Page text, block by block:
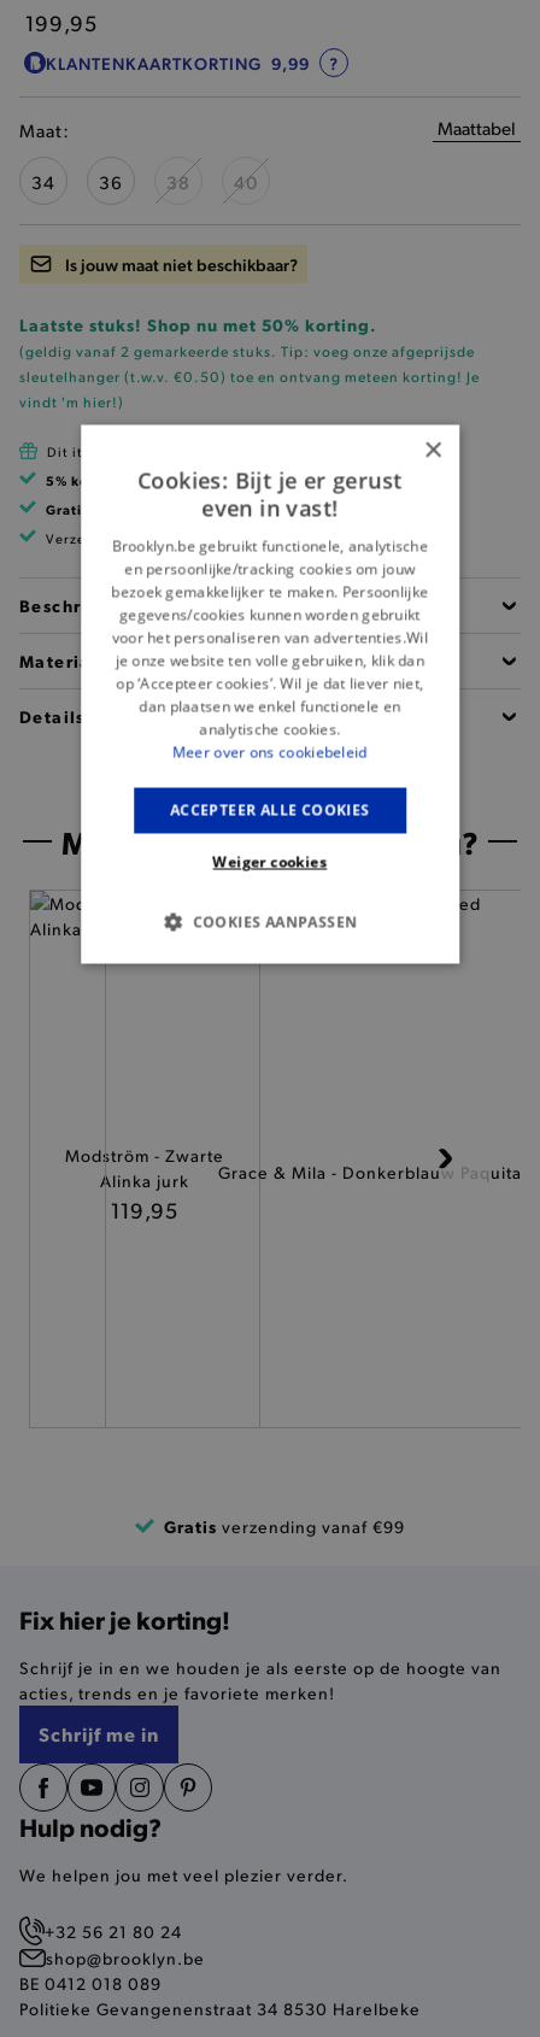
199,95
KLANTENKAARTKORTING 9,99 ?
Maat: Maattabel
34 36 38 40
Is jouw maat niet beschikbaar?
Laatste stuks! Shop nu met 50% korting.
(geldig vanaf 2 gemarkeerde stuks. Tip: voeg onze afgeprijsde
sleutelhanger (t.w.v. €0.50) toe en ontvang meteen korting! Je
vindt 'm hier!)
Dit item is betaalbaar met Cadeau Pass
5% korting met klantenkaart
Gratis verzending
vanaf 99 EUR
Verzending binnen 1 à 2 werkdagen
Beschrijving
Materiaal
Details
Misschien is dit iets voor jou?
Modström - Zwarte
Alinka jurk
119,95
Grace & Mila - Donkerblauw Paquita
Gratis verzending vanaf €99
Fix hier je korting!
Schrijf je in en we houden je als eerste op de hoogte van
acties, trends en je favoriete merken!
Schrijf me in
Hulp nodig?
We helpen jou met veel plezier verder.
+32 56 21 80 24
shop@brooklyn.be
BE 0412 018 089
Politieke Gevangenenstraat 34 8530 Harelbeke
×
Cookies: Bijt je er gerust
even in vast!
Brooklyn.be gebruikt functionele, analytische
en persoonlijke/tracking cookies om jouw
bezoek gemakkelijker te maken. Persoonlijke
gegevens/cookies kunnen worden gebruikt
voor het personaliseren van advertenties.Wil
je onze website ten volle gebruiken, klik dan
op ‘Accepteer cookies’. Wil je dat liever niet,
dan plaatsen we enkel functionele en
analytische cookies.
Meer over ons cookiebeleid
ACCEPTEER ALLE COOKIES
Weiger cookies
COOKIES AANPASSEN
BASIS COOKIES
niet jouw identiteit.
pickupAddress